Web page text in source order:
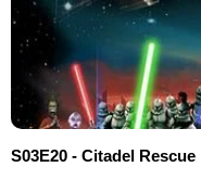
S03E20 - Citadel Rescue